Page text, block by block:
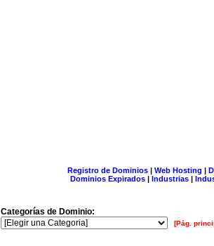
Registro de Dominios| Web Hosting |
Dominios Expirados | Industrias |
Categorías de Dominio:
[Pág.